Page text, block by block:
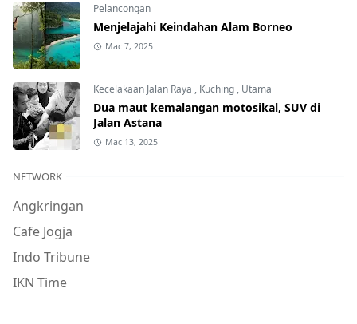
Pelancongan
Menjelajahi Keindahan Alam Borneo
Mac 7, 2025
Kecelakaan Jalan Raya , Kuching , Utama
Dua maut kemalangan motosikal, SUV di
Jalan Astana
Mac 13, 2025
NETWORK
Angkringan
Cafe Jogja
Indo Tribune
IKN Time